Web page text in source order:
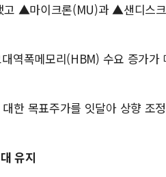
▲마이크론(MU)과 ▲샌디스
역폭메모리(HBM) 수요 증가가
한 목표주가를 잇달아 상향 조
유지